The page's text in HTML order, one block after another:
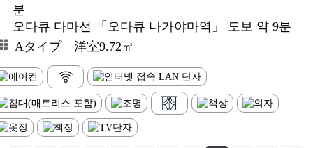
분
오다큐 다마선 「오다큐 나가야마역」 도보 약 9분
Aタイプ 洋室9.72㎡